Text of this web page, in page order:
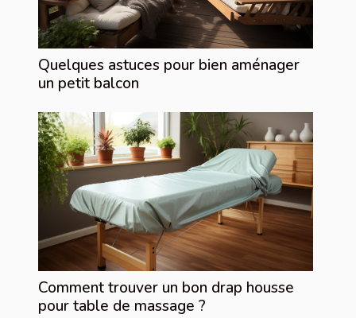
Quelques astuces pour bien aménager
un petit balcon
Comment trouver un bon drap housse
pour table de massage ?